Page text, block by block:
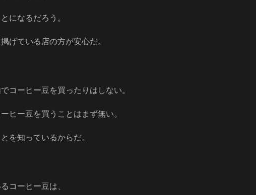
になるだろう。
げている店の方が安心だ。
コーヒー豆を買ったりはしない。
ヒー豆を買うことはまず無い。
を知っているからだ。
コーヒー豆は、